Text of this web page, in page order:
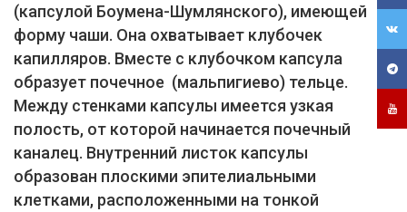
(капсулой Боумена-Шумлянского), имеющей
форму чаши. Она охватывает клубочек
капилляров. Вместе с клубочком капсула
образует почечное (мальпигиево) тельце.
Между стенками капсулы имеется узкая
полость, от которой начинается почечный
каналец. Внутренний листок капсулы
образован плоскими эпителиальными
клетками, расположенными на тонкой